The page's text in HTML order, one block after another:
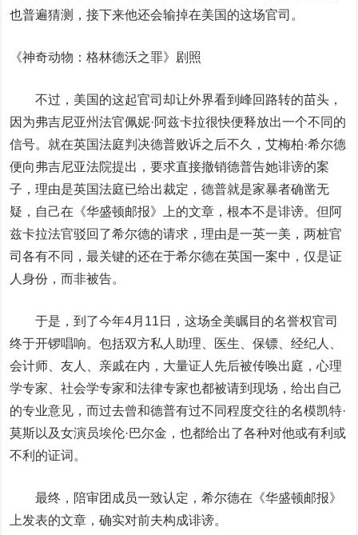
也普遍猜测，接下来他还会输掉在美国的这场官司。
《神奇动物：格林德沃之罪》剧照
不过，美国的这起官司却让外界看到峰回路转的苗头，
因为弗吉尼亚州法官佩妮·阿兹卡拉很快便释放出一个不同的
信号。就在英国法庭判决德普败诉之后不久，艾梅柏·希尔德
便向弗吉尼亚法院提出，要求直接撤销德普告她诽谤的案
子，理由是英国法庭已给出裁定，德普就是家暴者确凿无
疑，自己在《华盛顿邮报》上的文章，根本不是诽谤。但阿
兹卡拉法官驳回了希尔德的请求，理由是一英一美，两桩官
司各有不同，最关键的还在于希尔德在英国一案中，仅是证
人身份，而非被告。
于是，到了今年4月11日，这场全美瞩目的名誉权官司
终于开锣唱响。包括双方私人助理、医生、保镖、经纪人、
会计师、友人、亲戚在内，大量证人先后被传唤出庭，心理
学专家、社会学专家和法律专家也都被请到现场，给出自己
的专业意见，而过去曾和德普有过不同程度交往的名模凯特·
莫斯以及女演员埃伦·巴尔金，也都给出了各种对他或有利或
不利的证词。
最终，陪审团成员一致认定，希尔德在《华盛顿邮报》
上发表的文章，确实对前夫构成诽谤。